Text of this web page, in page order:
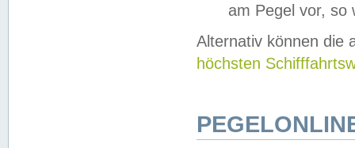
am Pegel vor,
Alternativ können die
höchsten